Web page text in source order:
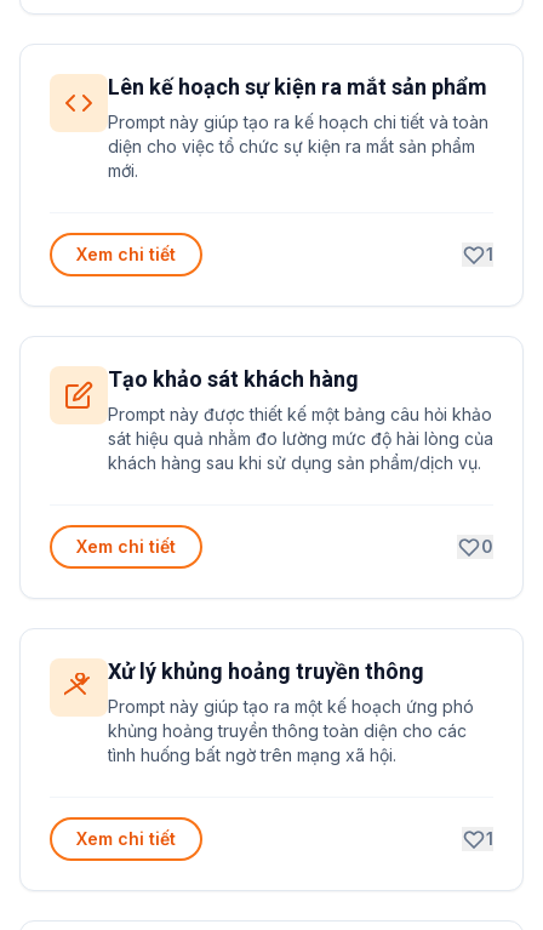
Lên kế hoạch sự kiện ra mắt sản phẩm
Prompt này giúp tạo ra kế hoạch chi tiết và toàn
diện cho việc tổ chức sự kiện ra mắt sản phẩm
mới.
Xem chi tiết 1
Tạo khảo sát khách hàng
Prompt này được thiết kế một bảng câu hỏi khảo
sát hiệu quả nhằm đo lường mức độ hài lòng của
khách hàng sau khi sử dụng sản phẩm/dịch vụ.
Xem chi tiết 0
Xử lý khủng hoảng truyền thông
Prompt này giúp tạo ra một kế hoạch ứng phó
khủng hoảng truyền thông toàn diện cho các
tình huống bất ngờ trên mạng xã hội.
Xem chi tiết 1